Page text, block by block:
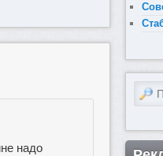
надо
Поиск